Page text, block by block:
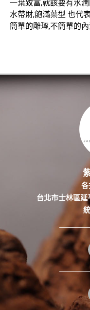
一葉致富,就該要有水
水帶財,飽滿葉型 也代
簡單的雕琢,不簡單的
各
台北市士林區